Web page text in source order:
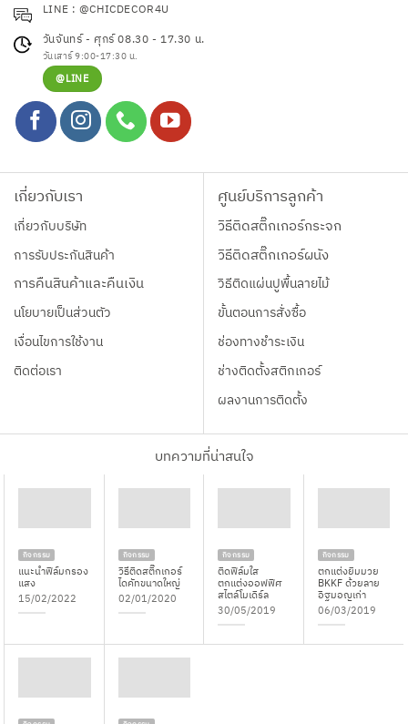
the
product
page
LINE : @CHICDECOR4U
วันจันทร์ - ศุกร์ 08.30 - 17.30 น.
วันเสาร์ 9:00-17:30 น.
@LINE
เกี่ยวกับเรา
เกี่ยวกับบริษัท
การรับประกันสินค้า
การคืนสินค้าและคืนเงิน
นโยบายเป็นส่วนตัว
เงื่อนไขการใช้งาน
ติดต่อเรา
ศูนย์บริการลูกค้า
วิธีติดสติ๊กเกอร์กระจก
วิธีติดสติ๊กเกอร์ผนัง
วิธีติดแผ่นปูพื้นลายไม้
ขั้นตอนการสั่งซื้อ
ช่องทางชำระเงิน
ช่างติดตั้งสติกเกอร์
ผลงานการติดตั้ง
บทความที่น่าสนใจ
กิจกรรม
แนะนำฟิล์มกรอง
แสง
15/02/2022
กิจกรรม
วิธีติดสติ๊กเกอร์
ไดคัทขนาดใหญ่
02/01/2020
กิจกรรม
ติดฟิล์มใส
ตกแต่งออฟฟิศ
สไตล์โมเดิร์ล
30/05/2019
กิจกรรม
ตกแต่งยิมมวย
BKKF ด้วยลาย
อิฐมอญเก่า
06/03/2019